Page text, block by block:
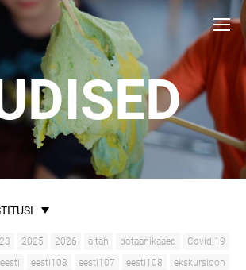
2025 2026 aitäh botaanikaaed
Covid 19
eesti eesti103 eesti107 eesti108
ekskursioon